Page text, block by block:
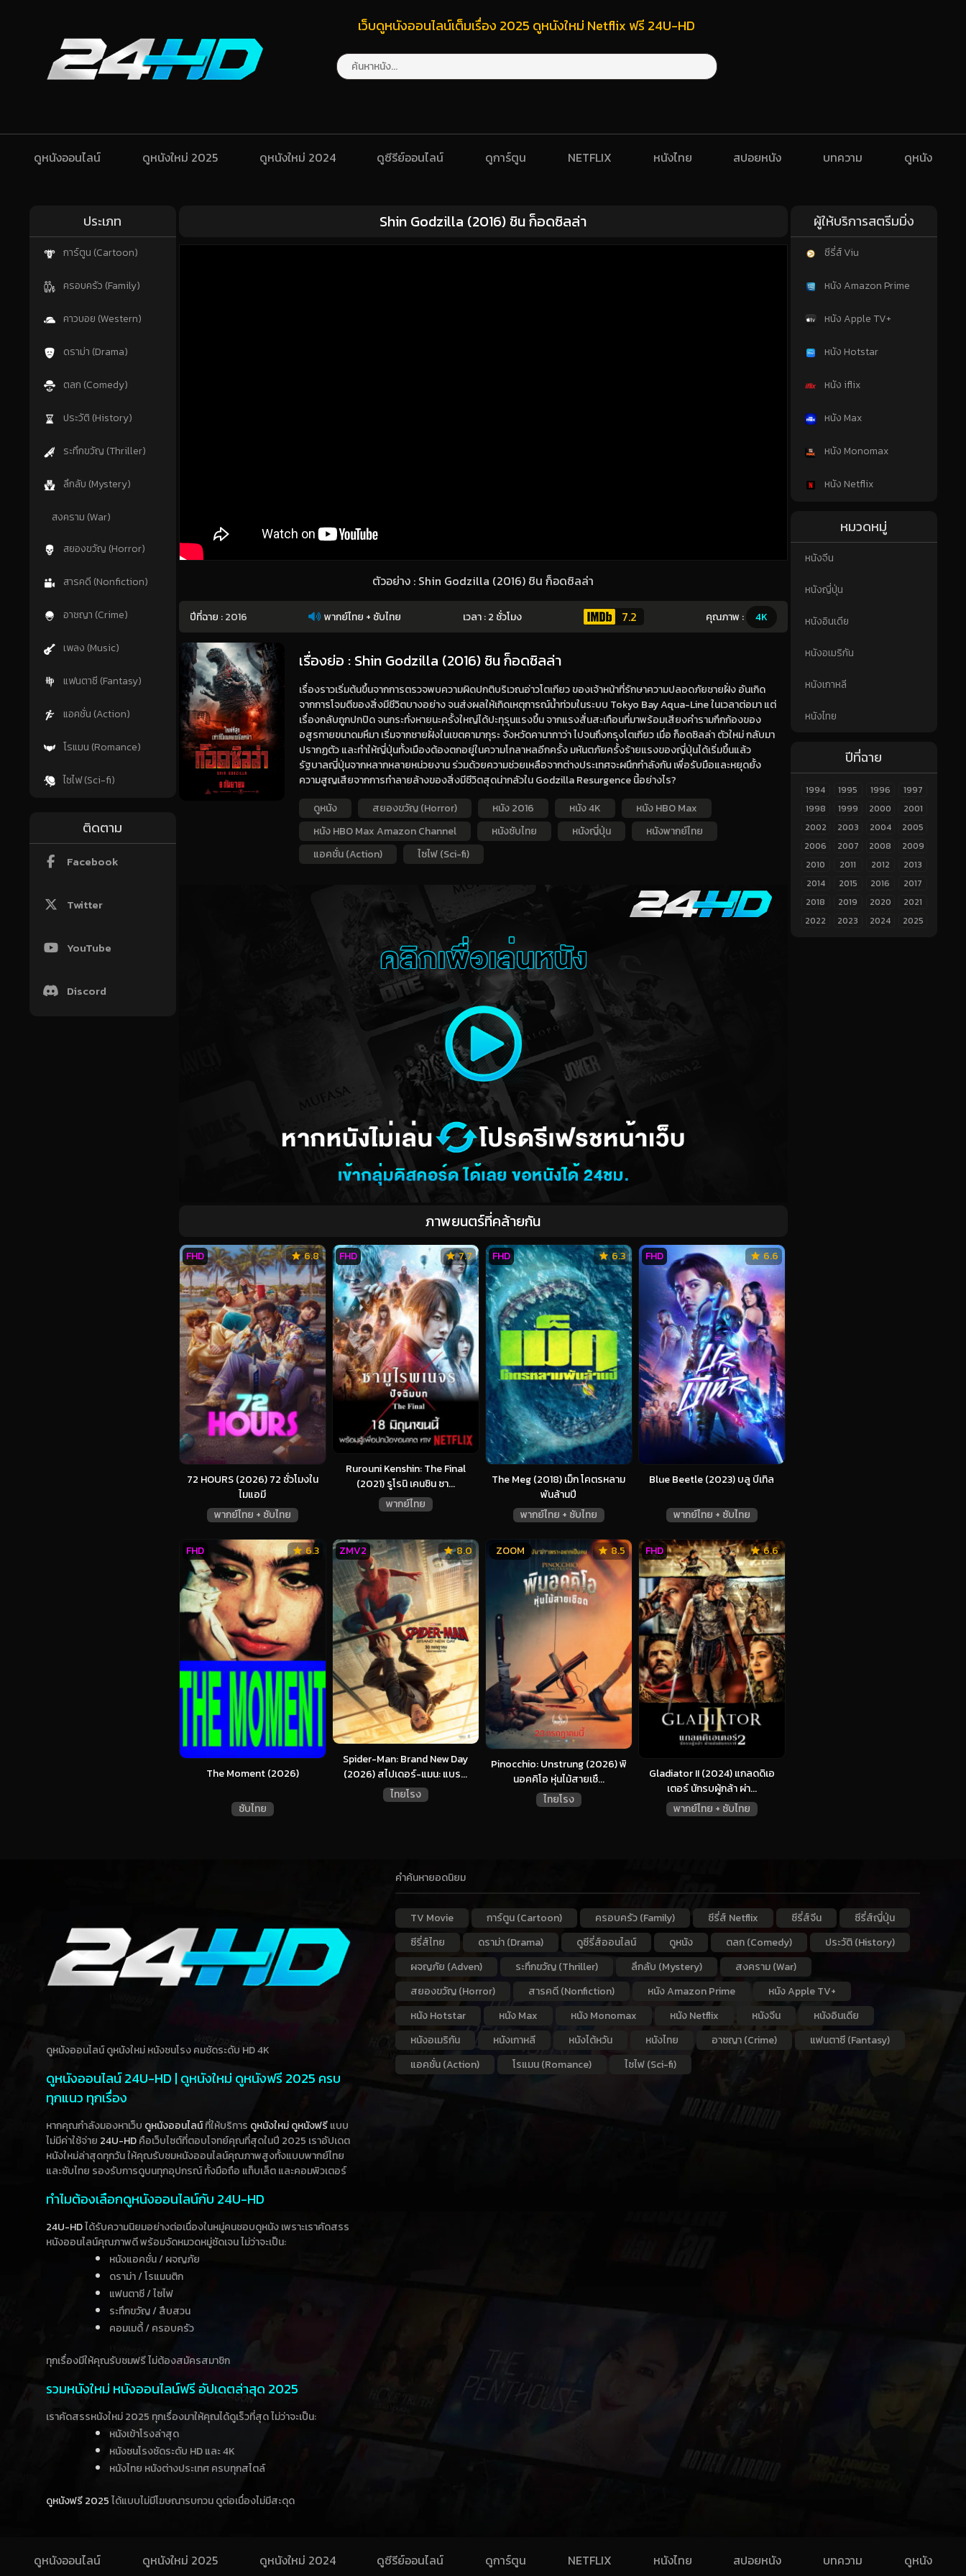
เว็บดูหนังออนไลน์เต็มเรื่อง 2025 ดูหนังใหม่ Netflix ฟรี 24U-HD
ดูหนังออนไลน์ ดูหนังใหม่ 2025 ดูหนังใหม่ 2024 ดูซีรีย์ออนไลน์ ดูการ์ตูน NETFLIX หนังไทย สปอยหนัง บทความ ดูหนัง
ประเภท
การ์ตูน (Cartoon)
ครอบครัว (Family)
คาวบอย (Western)
ดราม่า (Drama)
ตลก (Comedy)
ประวัติ (History)
ระทึกขวัญ (Thriller)
ลึกลับ (Mystery)
สงคราม (War)
สยองขวัญ (Horror)
สารคดี (Nonfiction)
อาชญา (Crime)
เพลง (Music)
แฟนตาซี (Fantasy)
แอคชั่น (Action)
โรแมน (Romance)
ไซไฟ (Sci-fi)
ติดตาม
Facebook
Twitter
YouTube
Discord
Shin Godzilla (2016) ชิน ก็อดซิลล่า
ตัวอย่าง : Shin Godzilla (2016) ชิน ก็อดซิลล่า
ปีที่ฉาย :2016 พากย์ไทย + ซับไทย เวลา : 2 ชั่วโมง 7.2 คุณภาพ : 4K
เรื่องย่อ : Shin Godzilla (2016) ชิน ก็อดซิลล่า
เรื่องราวเริ่มต้นขึ้นจากการตรวจพบความผิดปกติบริเวณอ่าวโตเกียว ของเจ้าหน้าที่รักษาความปลอดภัยชายฝั่ง อันเกิด
จากการโจมตีของสิ่งมีชีวิตบางอย่าง จนส่งผลให้เกิดเหตุการณ์น้ำท่วมในระบบ Tokyo Bay Aqua-Line ในเวลาต่อมา แต่
เรื่องกลับถูกปกปิด จนกระทั่งหายนะครั้งใหญ่ได้ปะทุรุนแรงขึ้น จากแรงสั่นสะเทือนที่มาพร้อมเสียงคำรามกึกก้องของ
อสูรกายขนาดมหึมา เริ่มจากชายฝั่งในเขตคามากุระ จังหวัดคานากาว่า ไปจนถึงกรุงโตเกียว เมื่อ ก็อดซิลล่า ตัวใหม่ กลับมา
ปรากฏตัว และทำให้ญี่ปุ่นทั้งเมืองต้องตกอยู่ในความโกลาหลอีกครั้ง มหันตภัยครั้งร้ายแรงของญี่ปุ่นได้เริ่มขึ้นแล้ว
รัฐบาลญี่ปุ่นจากหลากหลายหน่วยงาน ร่วมด้วยความช่วยเหลือจากต่างประเทศจะผนึกกำลังกัน เพื่อรับมือและหยุดยั้ง
ความสูญเสียจากการทำลายล้างของสิ่งมีชีวิตสุดน่ากลัวใน Godzilla Resurgence นี้อย่างไร?
ดูหนัง
สยองขวัญ (Horror) หนัง 2016 หนัง 4K
หนัง HBO Max
หนัง HBO Max Amazon Channel
หนังซับไทย หนังญี่ปุ่น
หนังพากย์ไทย
แอคชั่น (Action)
ไซไฟ (Sci-fi)
ภาพยนตร์ที่คล้ายกัน
72 HOURS (2026) 72 ชั่วโมงใน
ไมแอมี
พากย์ไทย + ซับไทย
6.8
FHD
Rurouni Kenshin: The Final
(2021) รูโรนิ เคนชิน ซา...
พากย์ไทย
7.7
FHD
The Meg (2018) เม็ก โคตรหลาม
พันล้านปี
พากย์ไทย + ซับไทย
6.3
FHD
Blue Beetle (2023) บลู บีเทิล
พากย์ไทย + ซับไทย
6.6
FHD
The Moment (2026)
ซับไทย
6.3
FHD
Spider-Man: Brand New Day
(2026) สไปเดอร์-แมน: แบร...
ไทยโรง
8.0
ZMV2
Pinocchio: Unstrung (2026) พิ
นอคคิโอ หุ่นไม้สายเชื...
ไทยโรง
8.5
ZOOM
Gladiator II (2024) แกลดดิเอ
เตอร์ นักรบผู้กล้า ผ่า...
พากย์ไทย + ซับไทย
6.6
FHD
ผู้ให้บริการสตรีมมิ่ง
ซีรี่ส์ Viu
หนัง Amazon Prime
หนัง Apple TV+
หนัง Hotstar
หนัง iflix
หนัง Max
หนัง Monomax
หนัง Netflix
หมวดหมู่
หนังจีน
หนังญี่ปุ่น
หนังอินเดีย
หนังอเมริกัน
หนังเกาหลี
หนังไทย
ปีที่ฉาย
1994 1995 1996
1997
1998
1999 2000
2001
2002
2003 2004
2005
2006
2007 2008
2009
2010
2011 2012
2013
2014
2015 2016
2017
2018
2019 2020
2021
2022
2023 2024 2025
ดูหนังออนไลน์ ดูหนังใหม่ หนังชนโรง คมชัดระดับ HD 4K
ดูหนังออนไลน์ 24U-HD | ดูหนังใหม่ ดูหนังฟรี 2025 ครบ
ทุกแนว ทุกเรื่อง
หากคุณกำลังมองหาเว็บ ดูหนังออนไลน์ที่ให้บริการ ดูหนังใหม่ดูหนังฟรีแบบ
ไม่มีค่าใช้จ่าย 24U-HDคือเว็บไซต์ที่ตอบโจทย์คุณที่สุดในปี 2025 เราอัปเดต
หนังใหม่ล่าสุดทุกวัน ให้คุณรับชมหนังออนไลน์คุณภาพสูงทั้งแบบพากย์ไทย
และซับไทย รองรับการดูบนทุกอุปกรณ์ ทั้งมือถือ แท็บเล็ต และคอมพิวเตอร์
ทำไมต้องเลือกดูหนังออนไลน์กับ 24U-HD
24U-HDได้รับความนิยมอย่างต่อเนื่องในหมู่คนชอบดูหนัง เพราะเราคัดสรร
หนังออนไลน์คุณภาพดี พร้อมจัดหมวดหมู่ชัดเจน ไม่ว่าจะเป็น:
หนังแอคชั่น / ผจญภัย
ดราม่า / โรแมนติก
แฟนตาซี / ไซไฟ
ระทึกขวัญ / สืบสวน
คอมเมดี้ / ครอบครัว
ทุกเรื่องมีให้คุณรับชมฟรี ไม่ต้องสมัครสมาชิก
รวมหนังใหม่ หนังออนไลน์ฟรี อัปเดตล่าสุด 2025
เราคัดสรรหนังใหม่ 2025 ทุกเรื่องมาให้คุณได้ดูเร็วที่สุด ไม่ว่าจะเป็น:
หนังเข้าโรงล่าสุด
หนังชนโรงชัดระดับ HD และ 4K
หนังไทย หนังต่างประเทศ ครบทุกสไตล์
ดูหนังฟรี 2025ได้แบบไม่มีโฆษณารบกวน ดูต่อเนื่องไม่มีสะดุด
คำค้นหายอดนิยม
TV Movie การ์ตูน (Cartoon) ครอบครัว (Family) ซีรี่ส์ Netflix ซีรี่ส์จีน
ซีรี่ส์ญี่ปุ่น
ซีรี่ส์ไทย
ดราม่า (Drama) ดูซีรี่ส์ออนไลน์ ดูหนัง ตลก (Comedy)
ประวัติ (History)
ผจญภัย (Adven)
ระทึกขวัญ (Thriller) ลึกลับ (Mystery)
สงคราม (War)
สยองขวัญ (Horror)
สารคดี (Nonfiction) หนัง Amazon Prime
หนัง Apple TV+
หนัง Hotstar
หนัง Max หนัง Monomax หนัง Netflix หนังจีน
หนังอินเดีย
หนังอเมริกัน
หนังเกาหลี หนังไต้หวัน หนังไทย อาชญา (Crime)
แฟนตาซี (Fantasy)
แอคชั่น (Action)
โรแมน (Romance) ไซไฟ (Sci-fi)
ดูหนังออนไลน์ ดูหนังใหม่ 2025 ดูหนังใหม่ 2024 ดูซีรีย์ออนไลน์ ดูการ์ตูน NETFLIX หนังไทย สปอยหนัง บทความ ดูหนัง